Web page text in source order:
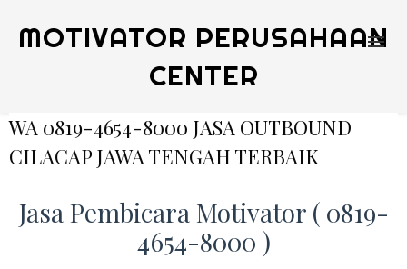
MOTIVATOR PERUSAHAAN
CENTER
WA 0819-4654-8000 JASA OUTBOUND
CILACAP JAWA TENGAH TERBAIK
Jasa Pembicara Motivator ( 0819-
4654-8000 )